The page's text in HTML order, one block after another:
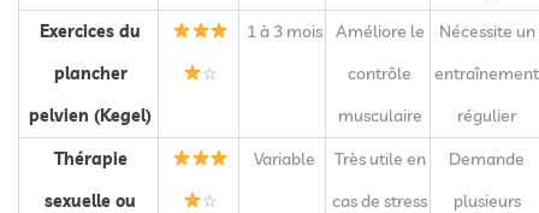
Exercices du
plancher
pelvien (Kegel)
☆
1 à 3 mois
Améliore le
contrôle
musculaire
Nécessite un
entraînement
régulier
Thérapie
sexuelle ou
☆
Variable
Très utile en
cas de stress
Demande
plusieurs